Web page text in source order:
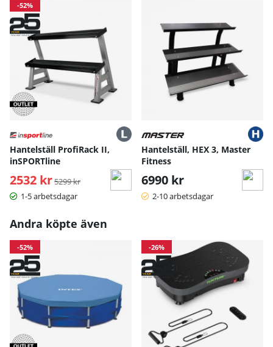
-52%
Hantelställ ProfiRack II,
inSPORTline
2532 kr Ordinarie pris:
5299 kr
1-5 arbetsdagar
Hantelställ, HEX 3, Master
Fitness
6990 kr
2-10 arbetsdagar
Andra köpte även
-52% -26%